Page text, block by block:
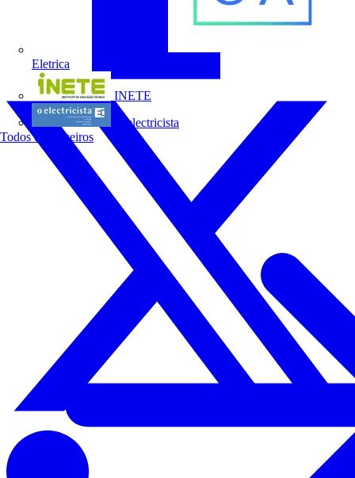
Eletrica
INETE
O electricista
Todos os parceiros